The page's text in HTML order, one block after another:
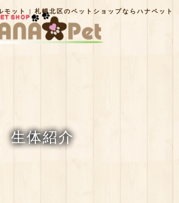
モット | 札幌北区のペットショップならハナペット
生体紹介